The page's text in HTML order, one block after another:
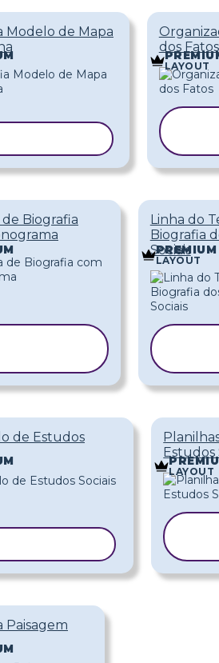
Modelo de Mapa
dos Fatos
LAYOUT
Biografia
Linha do
Biografia
Sociais
PREMIUM
LAYOUT
de Estudos
Estudos
LAYOUT
Paisagem